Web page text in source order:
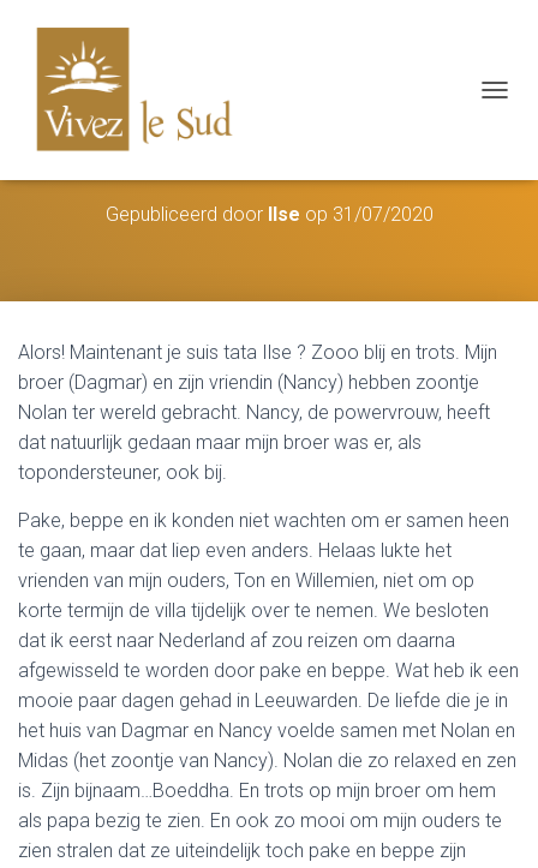
I
S
Gepubliceerd door Ilse op 31/07/2020
Alors! Maintenant je suis tata Ilse ? Zooo blij en trots. Mijn
broer (Dagmar) en zijn vriendin (Nancy) hebben zoontje
Nolan ter wereld gebracht. Nancy, de powervrouw, heeft
dat natuurlijk gedaan maar mijn broer was er, als
topondersteuner, ook bij.
Pake, beppe en ik konden niet wachten om er samen heen
te gaan, maar dat liep even anders. Helaas lukte het
vrienden van mijn ouders, Ton en Willemien, niet om op
korte termijn de villa tijdelijk over te nemen. We besloten
dat ik eerst naar Nederland af zou reizen om daarna
afgewisseld te worden door pake en beppe. Wat heb ik een
mooie paar dagen gehad in Leeuwarden. De liefde die je in
het huis van Dagmar en Nancy voelde samen met Nolan en
Midas (het zoontje van Nancy). Nolan die zo relaxed en zen
is. Zijn bijnaam…Boeddha. En trots op mijn broer om hem
als papa bezig te zien. En ook zo mooi om mijn ouders te
zien stralen dat ze uiteindelijk toch pake en beppe zijn